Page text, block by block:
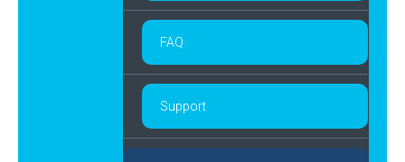
FAQ
Support